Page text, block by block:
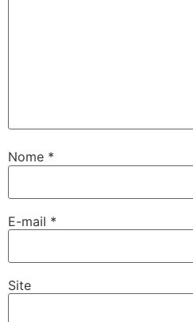
Nome *
E-mail *
Site